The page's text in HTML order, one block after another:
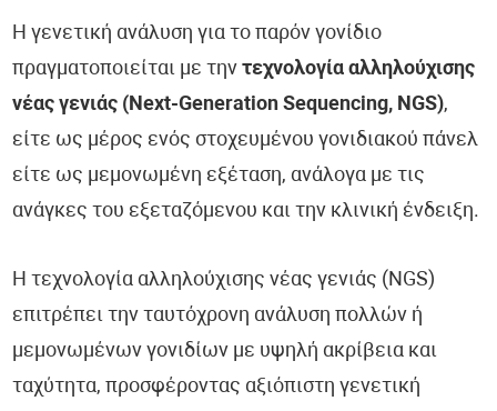
Η γενετική ανάλυση για το παρόν γονίδιο
πραγματοποιείται με τηντεχνολογία αλληλούχισης
νέας γενιάς (Next-Generation Sequencing, NGS),
είτε ως μέρος ενός στοχευμένου γονιδιακού πάνελ
είτε ως μεμονωμένη εξέταση, ανάλογα με τις
ανάγκες του εξεταζόμενου και την κλινική ένδειξη.
Η τεχνολογία αλληλούχισης νέας γενιάς (NGS)
επιτρέπει την ταυτόχρονη ανάλυση πολλών ή
μεμονωμένων γονιδίων με υψηλή ακρίβεια και
ταχύτητα, προσφέροντας αξιόπιστη γενετική